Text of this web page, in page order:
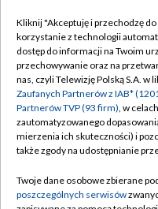
Abonament TVP
Emisja w TVP
Centrum informacji TVP
Naziemna Telewizja
Rada Programowa
Kliknij "Akceptuję i przechodzę
korzystanie z technologii
dostęp do informacji na Twoim
przechowywanie oraz na
nas, czyli Telewizję Polską S.A. w
Zaufanych Partnerów z IAB*
Partnerów TVP (93 firm), w
zautomatyzowanego
mierzenia ich skuteczności) i
także zgody na udostępnianie
Twoje dane osobowe zbierane
poszczególnych serwisów